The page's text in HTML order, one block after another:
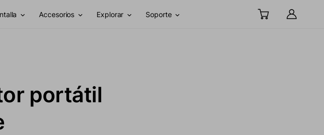
Accesorios Explorar Soporte
portátil